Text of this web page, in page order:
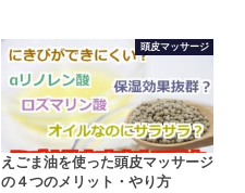
頭皮マッサージ
えごま油を使った頭皮マッサージ
の４つのメリット・やり方